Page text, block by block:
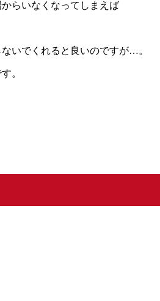
らいなくなってしまえば
いでくれると良いのですが…。
。